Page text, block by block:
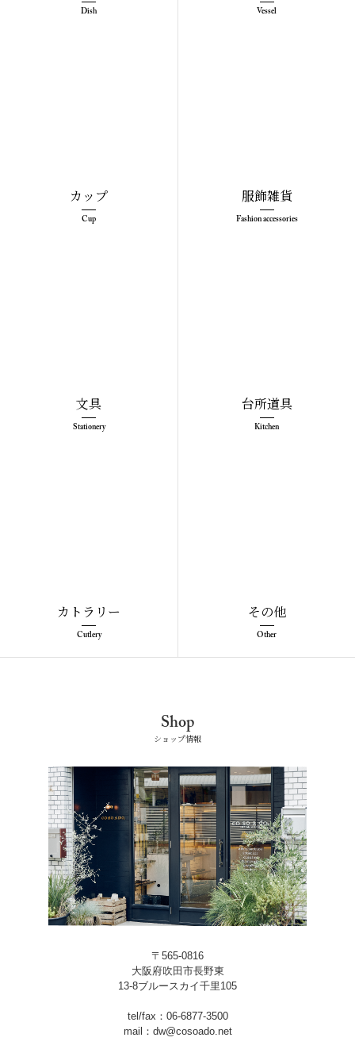
Dish Vessel
カップ
Cup
服飾雑貨
Fashion accessories
文具
Stationery
台所道具
Kitchen
カトラリー
Cutlery
その他
Other
Shop
ショップ情報
〒565-0816
大阪府吹田市長野東
13-8ブルースカイ千里105
tel/fax：06-6877-3500
mail：dw@cosoado.net